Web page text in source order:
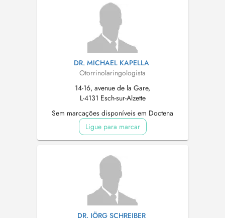
DR. MICHAEL KAPELLA
Otorrinolaringologista
14-16, avenue de la Gare,
L-4131 Esch-sur-Alzette
Sem marcações disponíveis em Doctena
Ligue para marcar
DR. JÖRG SCHREIBER